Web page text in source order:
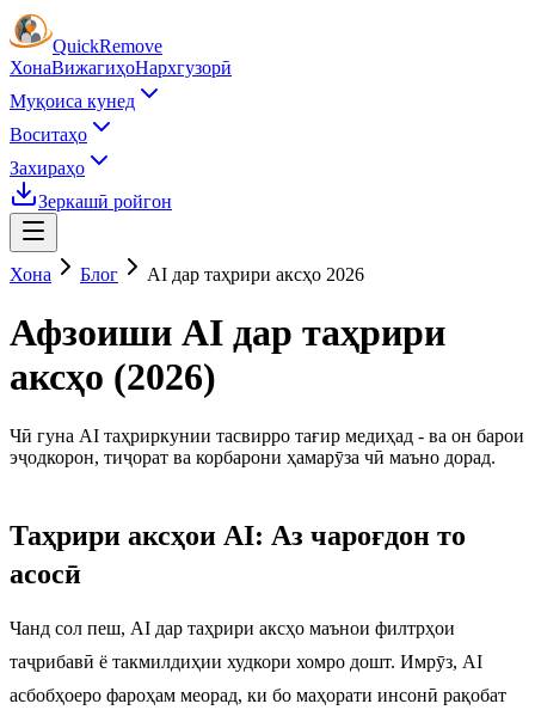
QuickRemove
ХонаВижагиҳоНархгузорӣ
Муқоиса кунед
Воситаҳо
Захираҳо
Зеркашӣ ройгон
Хона Блог AI дар таҳрири аксҳо 2026
Афзоиши AI дар таҳрири
аксҳо (2026)
Чӣ гуна AI таҳриркунии тасвирро тағир медиҳад - ва он барои
эҷодкорон, тиҷорат ва корбарони ҳамарӯза чӣ маъно дорад.
Таҳрири аксҳои AI: Аз чароғдон то
асосӣ
Чанд сол пеш, AI дар таҳрири аксҳо маънои филтрҳои
таҷрибавӣ ё такмилдиҳии худкори хомро дошт. Имрӯз, AI
асбобҳоеро фароҳам меорад, ки бо маҳорати инсонӣ рақобат